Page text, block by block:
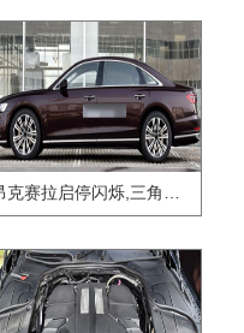
昂克赛拉启停闪烁,三角叹号